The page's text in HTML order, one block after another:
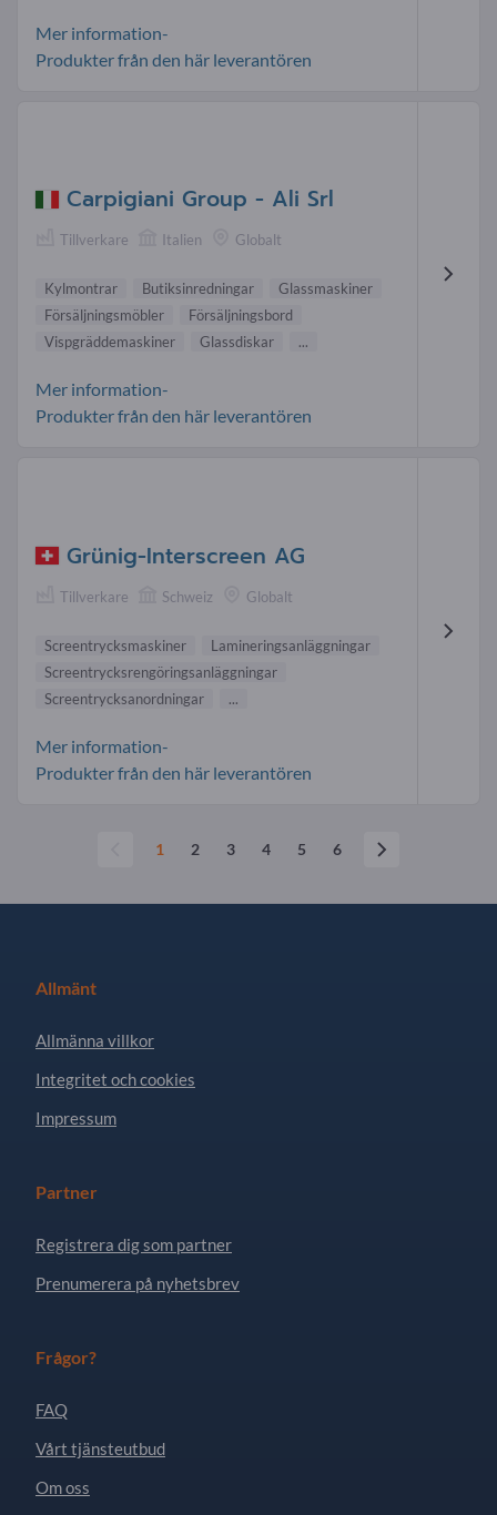
Mer information-
Produkter från den här leverantören
Carpigiani Group - Ali Srl
Tillverkare Italien Globalt
Kylmontrar Butiksinredningar
Glassmaskiner
Försäljningsmöbler
Försäljningsbord
Vispgräddemaskiner
Glassdiskar ...
Mer information-
Produkter från den här leverantören
Grünig-Interscreen AG
Tillverkare Schweiz Globalt
Screentrycksmaskiner
Lamineringsanläggningar
Screentrycksrengöringsanläggningar
Screentrycksanordningar
...
Mer information-
Produkter från den här leverantören
1 2 3 4 5 6
Allmänt
Allmänna villkor
Integritet och cookies
Impressum
Partner
Registrera dig som partner
Prenumerera på nyhetsbrev
Frågor?
FAQ
Vårt tjänsteutbud
Om oss